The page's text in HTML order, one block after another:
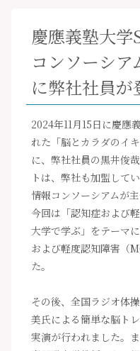
ニ
慶應義塾大学
コンソーシア
に弊社社員
2024年11月15日に慶應
れた「脳とカラダのイ
に、弊社社員の黒井俊
トは、弊社も加盟して
情報コンソーシアムが
今回は「認知症および
大学で学ぶ」をテーマ
および軽度認知障害（
た。
その後、全国ラジオ体
美氏による簡単な脳ト
実演が行われました。